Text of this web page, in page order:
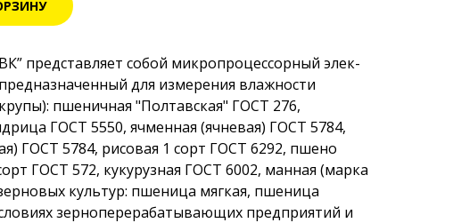
пред­став­ляет собой микропроцессорный элек­
для изме­рения влажности
пшеничная "Пол­тавская" ГОСТ 276,
ГОСТ 5550, ячменная (ячне­вая) ГОСТ 5784,
ГОСТ 5784, рисовая 1 сорт ГОСТ 6292, пшено
ГОСТ 572, куку­рузная ГОСТ 6002, манная (марка
культур: пше­ница мягкая, пшеница
зер­ноперерабатывающих предприятий и